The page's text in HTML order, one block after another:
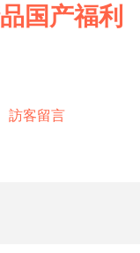
国产福利
訪客留言